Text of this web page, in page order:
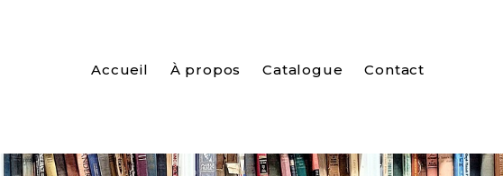
Accueil À propos Catalogue Contact